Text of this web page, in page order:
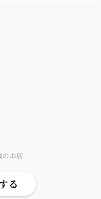
のお店
る